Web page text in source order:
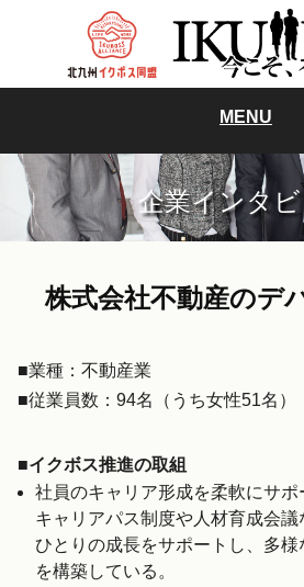
MENU
企業インタ
株式会社不動産のデ
■業種：不動産業
■従業員数：94名（うち女性51名）
■イクボス推進の取組
社員のキャリア形成を柔軟にサポ
キャリアパス制度や人材育成会議
ひとりの成長をサポートし、多様
を構築している。